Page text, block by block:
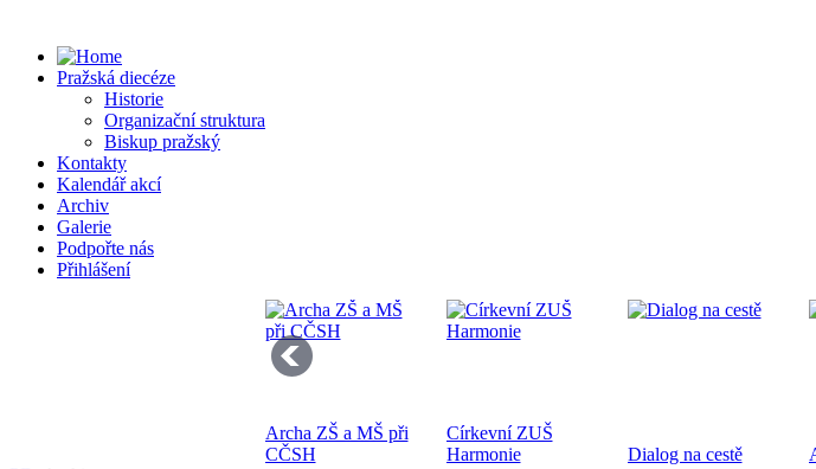
Bohoslužba ke dni válečných veteránů
Pražská diecéze
Historie
Organizační struktura
Biskup pražský
Kontakty
Kalendář akcí
Archiv
Galerie
Podpořte nás
Přihlášení
Archa ZŠ a MŠ při
CČSH
Církevní ZUŠ
Harmonie
Dialog na cestě